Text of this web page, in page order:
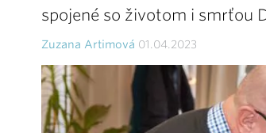
spojené so životom i smrťou
Zuzana Artimová 01.04.2023